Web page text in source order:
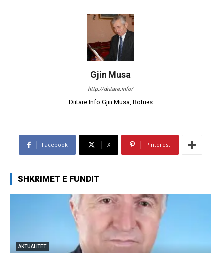
Gjin Musa
http://dritare.info/
Dritare.Info Gjin Musa, Botues
Facebook X Pinterest
SHKRIMET E FUNDIT